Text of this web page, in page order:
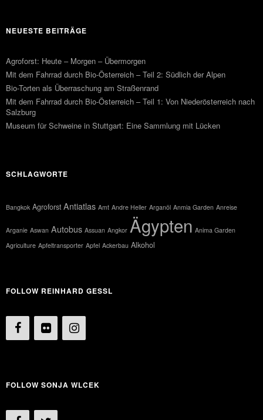
NEUESTE BEITRÄGE
Agroforst: Heute – Morgen – Übermorgen
Mit dem Fahrrad durch Bio-Österreich – Teil 2: Südlich der Alpen
Bio-Torten als Überraschung am Straßenrand
Mit dem Fahrrad durch Bio-Österreich – Teil 1: Von Niederösterreich nach
Salzburg
Museum für Schweine in Stuttgart: Eine Sammlung mit Lücken
SCHLAGWORTE
Bangkok Agroforst Antiatlas Amt Andre Heller Arganöl Anmia Garden Anreise
Arganie Aswan Autobus Assuan Angkor Ägypten Anima Garden
Agriculture Apfeltransporter Apfel Ackerbau Alkohol
FOLLOW REINHARD GESSL
FOLLOW SONJA WLCEK